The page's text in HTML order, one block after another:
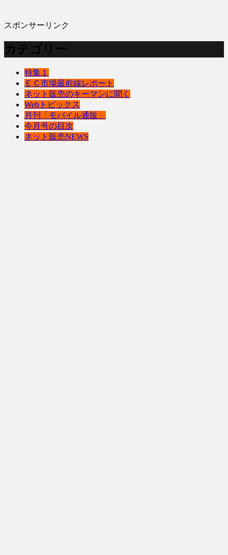
スポンサーリンク
カテゴリー
特集１
ＥＣ市場最前線レポート
ネット販売のキーマンに聞く
Webトピックス
月刊「モバイル通販」
今月号の目次
ネット販売NEWS